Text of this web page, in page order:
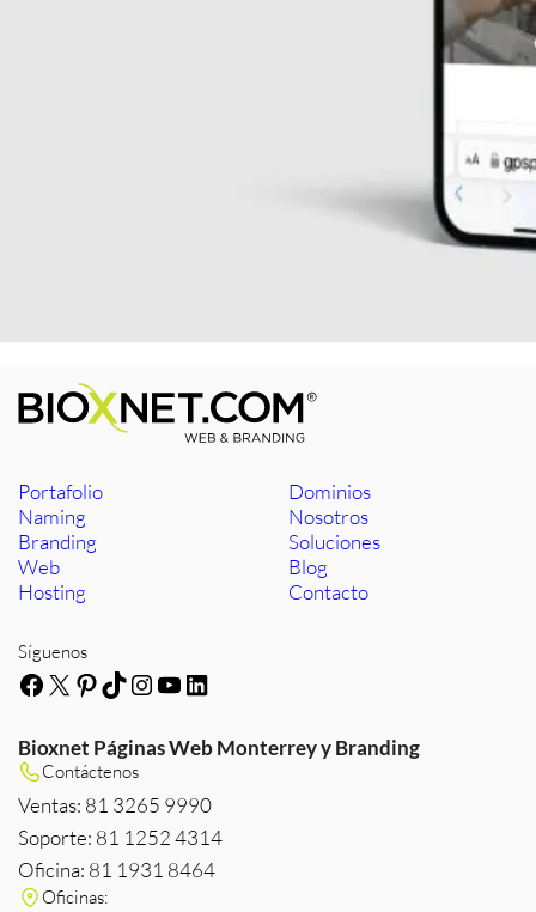
Portafolio
Naming
Branding
Web
Hosting
Dominios
Nosotros
Soluciones
Blog
Contacto
Síguenos
Facebook
X Pinterest
TikTok
Instagram
YouTube
LinkedIn
Bioxnet Páginas Web Monterrey y Branding
Contáctenos
Ventas: 81 3265 9990
Soporte: 81 1252 4314
Oficina: 81 1931 8464
Oficinas: